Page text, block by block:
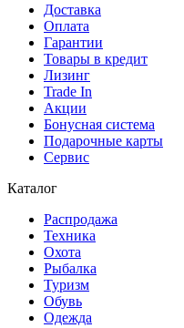
Доставка
Оплата
Гарантии
Товары в кредит
Лизинг
Trade In
Акции
Бонусная система
Подарочные карты
Сервис
Каталог
Распродажа
Техника
Охота
Рыбалка
Туризм
Обувь
Одежда